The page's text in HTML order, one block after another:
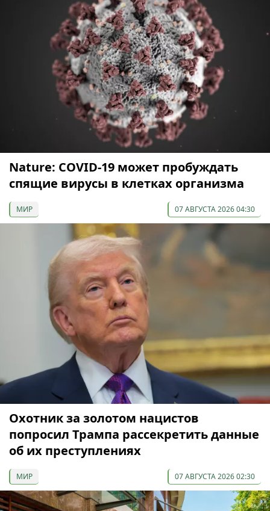
Nature: COVID-19 может пробуждать
спящие вирусы в клетках организма
МИР 07 АВГУСТА 2026 04:30
Охотник за золотом нацистов
попросил Трампа рассекретить данные
об их преступлениях
МИР 07 АВГУСТА 2026 02:30